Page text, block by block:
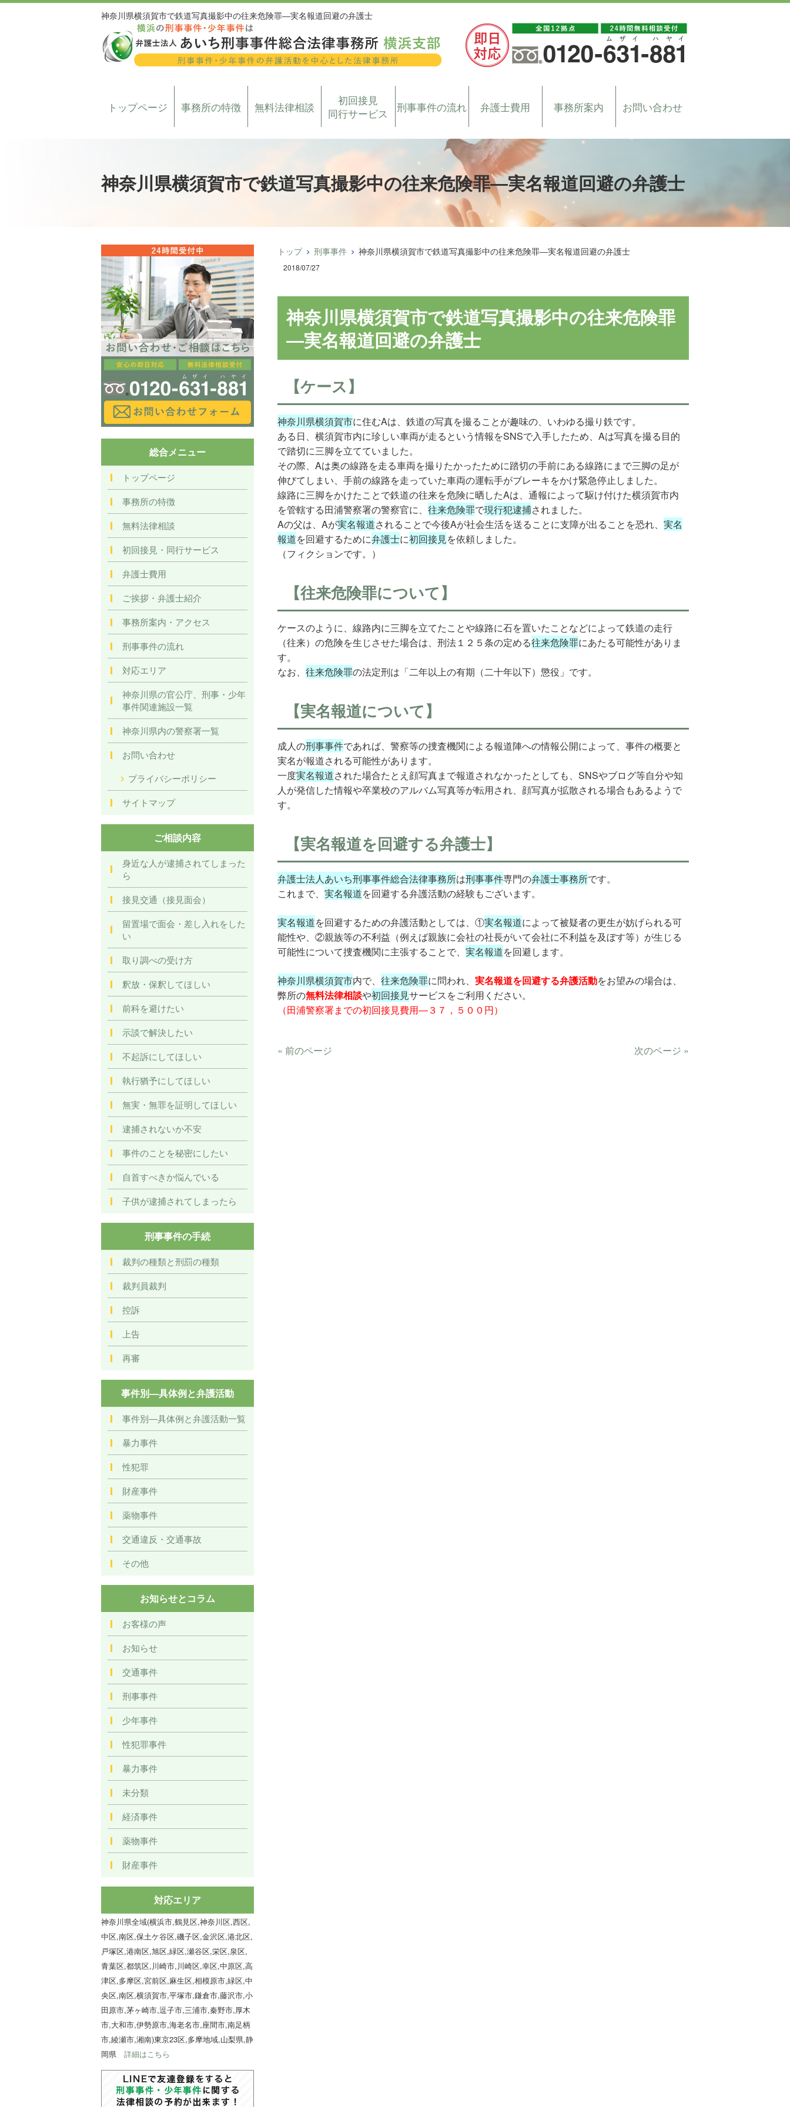
神奈川県横須賀市で鉄道写真撮影中の往来危険罪―実名報道回避の弁護士
トップページ 事務所の特徴 無料法律相談
初回接見
同行サービス
刑事事件の流れ 弁護士費用 事務所案内 お問い合わせ
神奈川県横須賀市で鉄道写真撮影中の往来危険罪―実名報道回避の弁護士
トップ 刑事事件 神奈川県横須賀市で鉄道写真撮影中の往来危険罪―実名報道回避の弁護士
2018/07/27
神奈川県横須賀市で鉄道写真撮影中の往来危険罪
―実名報道回避の弁護士
【ケース】
神奈川県横須賀市に住むAは、鉄道の写真を撮ることが趣味の、いわゆる撮り鉄です。
ある日、横須賀市内に珍しい車両が走るという情報をSNSで入手したため、Aは写真を撮る目的
で踏切に三脚を立てていました。
その際、Aは奥の線路を走る車両を撮りたかったために踏切の手前にある線路にまで三脚の足が
伸びてしまい、手前の線路を走っていた車両の運転手がブレーキをかけ緊急停止しました。
線路に三脚をかけたことで鉄道の往来を危険に晒したAは、通報によって駆け付けた横須賀市内
を管轄する田浦警察署の警察官に、 往来危険罪で現行犯逮捕されました。
Aの父は、Aが実名報道されることで今後Aが社会生活を送ることに支障が出ることを恐れ、 実名
報道を回避するために弁護士に初回接見を依頼しました。
（フィクションです。）
【往来危険罪について】
ケースのように、線路内に三脚を立てたことや線路に石を置いたことなどによって鉄道の走行
（往来）の危険を生じさせた場合は、刑法１２５条の定める往来危険罪にあたる可能性がありま
す。
なお、 往来危険罪の法定刑は「二年以上の有期（二十年以下）懲役」です。
【実名報道について】
成人の刑事事件であれば、警察等の捜査機関による報道陣への情報公開によって、事件の概要と
実名が報道される可能性があります。
一度実名報道された場合たとえ顔写真まで報道されなかったとしても、SNSやブログ等自分や知
人が発信した情報や卒業校のアルバム写真等が転用され、顔写真が拡散される場合もあるようで
す。
【実名報道を回避する弁護士】
弁護士法人あいち刑事事件総合法律事務所は刑事事件専門の弁護士事務所です。
これまで、 実名報道を回避する弁護活動の経験もございます。
実名報道を回避するための弁護活動としては、①実名報道によって被疑者の更生が妨げられる可
能性や、②親族等の不利益（例えば親族に会社の社長がいて会社に不利益を及ぼす等）が生じる
可能性について捜査機関に主張することで、 実名報道を回避します。
神奈川県横須賀市内で、 往来危険罪に問われ、 実名報道を回避する弁護活動をお望みの場合は、
弊所の無料法律相談や初回接見サービスをご利用ください。
（田浦警察署までの初回接見費用―３７，５００円）
« 前のページ 次のページ »
総合メニュー
トップページ
事務所の特徴
無料法律相談
初回接見・同行サービス
弁護士費用
ご挨拶・弁護士紹介
事務所案内・アクセス
刑事事件の流れ
対応エリア
神奈川県の官公庁、刑事・少年
事件関連施設一覧
神奈川県内の警察署一覧
お問い合わせ
プライバシーポリシー
サイトマップ
ご相談内容
身近な人が逮捕されてしまった
ら
接見交通（接見面会）
留置場で面会・差し入れをした
い
取り調べの受け方
釈放・保釈してほしい
前科を避けたい
示談で解決したい
不起訴にしてほしい
執行猶予にしてほしい
無実・無罪を証明してほしい
逮捕されないか不安
事件のことを秘密にしたい
自首すべきか悩んでいる
子供が逮捕されてしまったら
刑事事件の手続
裁判の種類と刑罰の種類
裁判員裁判
控訴
上告
再審
事件別―具体例と弁護活動
事件別―具体例と弁護活動一覧
暴力事件
性犯罪
財産事件
薬物事件
交通違反・交通事故
その他
お知らせとコラム
お客様の声
お知らせ
交通事件
刑事事件
少年事件
性犯罪事件
暴力事件
未分類
経済事件
薬物事件
財産事件
対応エリア
神奈川県全域(横浜市,鶴見区,神奈川区,西区,
中区,南区,保土ケ谷区,磯子区,金沢区,港北区,
戸塚区,港南区,旭区,緑区,瀬谷区,栄区,泉区,
青葉区,都筑区,川崎市,川崎区,幸区,中原区,高
津区,多摩区,宮前区,麻生区,相模原市,緑区,中
央区,南区,横須賀市,平塚市,鎌倉市,藤沢市,小
田原市,茅ヶ崎市,逗子市,三浦市,秦野市,厚木
市,大和市,伊勢原市,海老名市,座間市,南足柄
市,綾瀬市,湘南)東京23区,多摩地域,山梨県,静
岡県 詳細はこちら